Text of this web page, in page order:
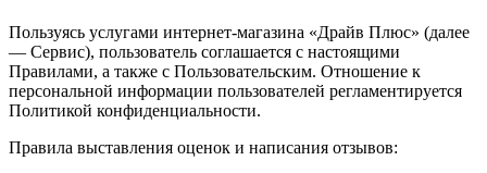
Пользуясь услугами интернет-магазина «Драйв Плюс» (далее
— Сервис), пользователь соглашается с настоящими
Правилами, а также с Пользовательским. Отношение к
персональной информации пользователей регламентируется
Политикой конфиденциальности.
Правила выставления оценок и написания отзывов: